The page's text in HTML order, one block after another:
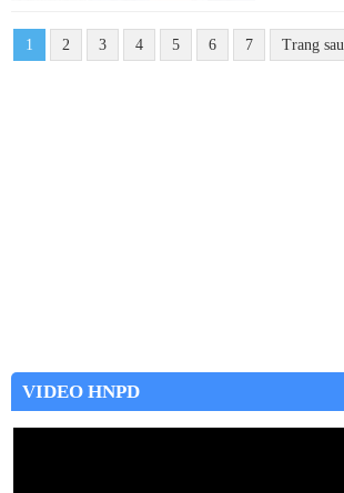
1 2 3 4 5 6 7 Trang sau
VIDEO HNPD